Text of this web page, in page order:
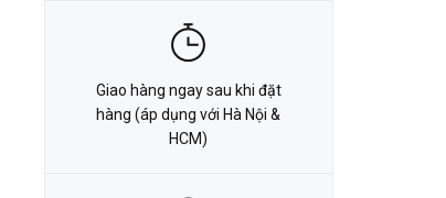
Giao hàng ngay sau khi đặt
hàng (áp dụng với Hà Nội &
HCM)